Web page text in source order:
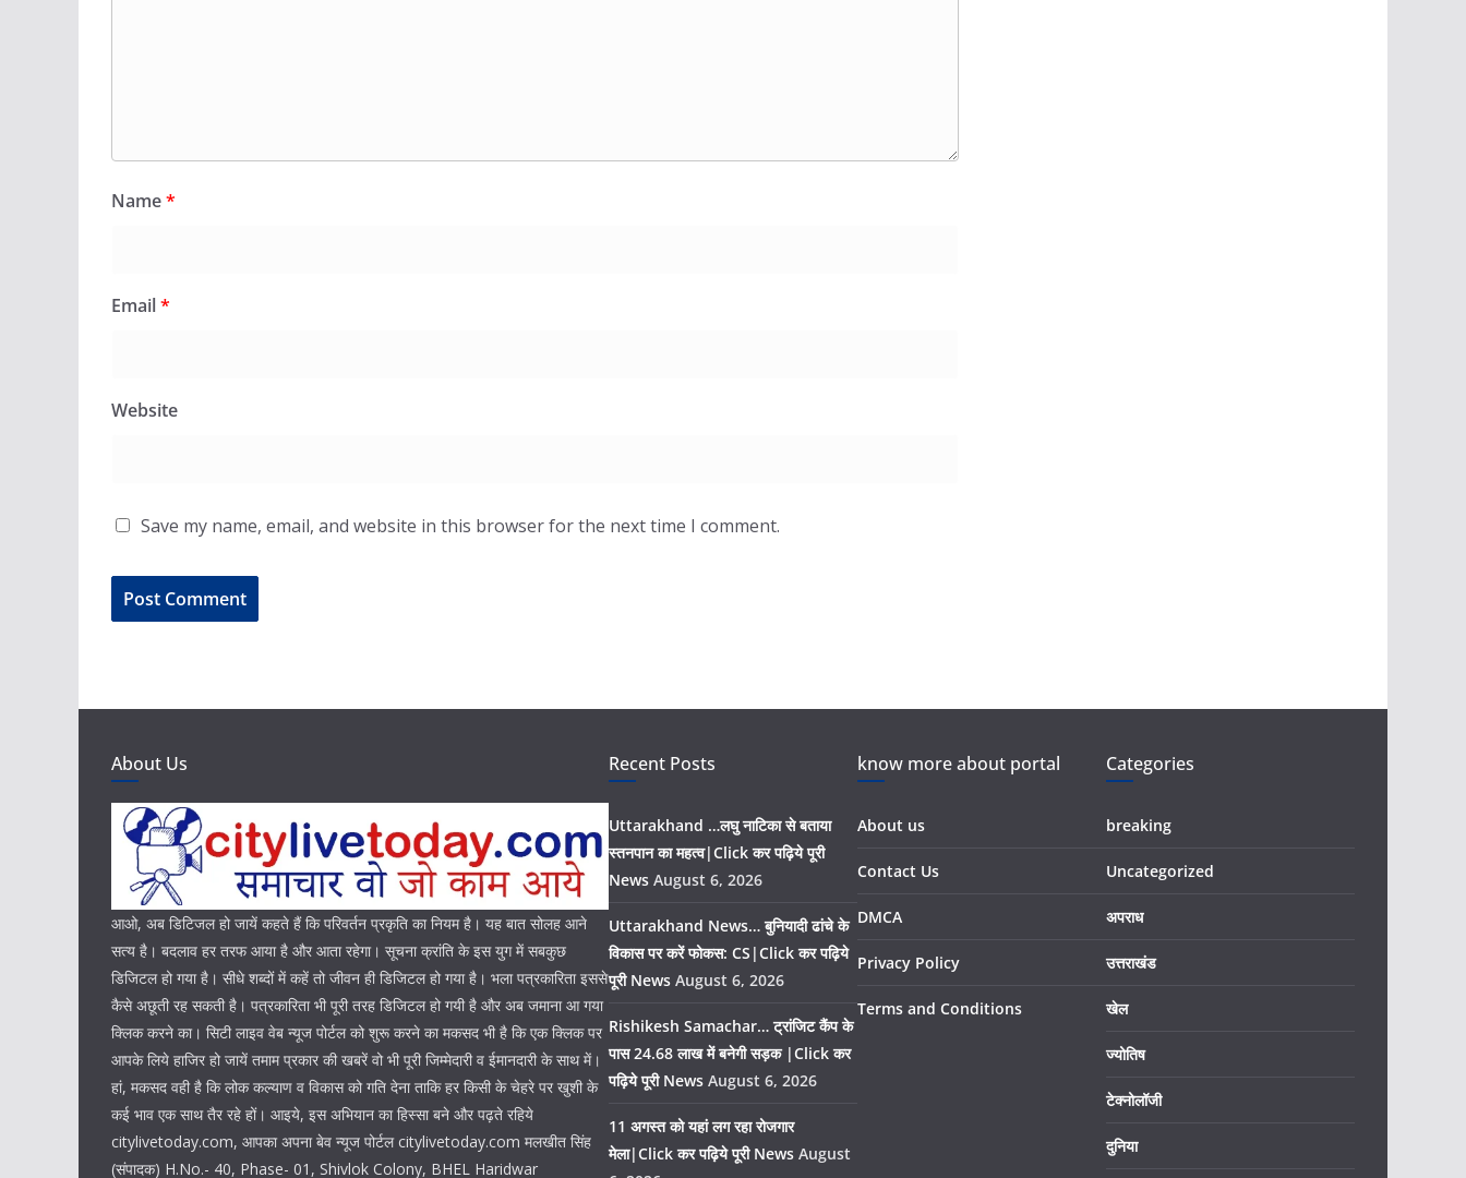
Name*
Email*
Website
Save my name, email, and website in this browser for the next time I comment.
About Us
आओ, अब डिटिजल हो जायें कहते हैं कि परिवर्तन प्रकृति का नियम है। यह बात सोलह आने
सत्य है। बदलाव हर तरफ आया है और आता रहेगा। सूचना क्रांति के इस युग में सबकुछ
डिजिटल हो गया है। सीधे शब्दों में कहें तो जीवन ही डिजिटल हो गया है। भला पत्रकारिता इससे
कैसे अछूती रह सकती है। पत्रकारिता भी पूरी तरह डिजिटल हो गयी है और अब जमाना आ गया
क्लिक करने का। सिटी लाइव वेब न्यूज पोर्टल को शुरू करने का मकसद भी है कि एक क्लिक पर
आपके लिये हाजिर हो जायें तमाम प्रकार की खबरें वो भी पूरी जिम्मेदारी व ईमानदारी के साथ में।
हां, मकसद वही है कि लोक कल्याण व विकास को गति देना ताकि हर किसी के चेहरे पर खुशी के
कई भाव एक साथ तैर रहे हों। आइये, इस अभियान का हिस्सा बने और पढ़ते रहिये
citylivetoday.com, आपका अपना बेव न्यूज पोर्टल citylivetoday.com मलखीत सिंह
(संपादक) H.No.- 40, Phase- 01, Shivlok Colony, BHEL Haridwar
Recent Posts
Uttarakhand …लघु नाटिका से बताया
स्तनपान का महत्व|Click कर पढ़िये पूरी
News August 6, 2026
Uttarakhand News… बुनियादी ढांचे के
विकास पर करें फोकस: CS|Click कर पढ़िये
पूरी News August 6, 2026
Rishikesh Samachar… ट्रांजिट कैंप के
पास 24.68 लाख में बनेगी सड़क |Click कर
पढ़िये पूरी News August 6, 2026
11 अगस्त को यहां लग रहा रोजगार
मेला|Click कर पढ़िये पूरी News August
know more about portal
About us
Contact Us
DMCA
Privacy Policy
Terms and Conditions
Categories
breaking
Uncategorized
अपराध
उत्तराखंड
खेल
ज्योतिष
टेक्नोलॉजी
दुनिया